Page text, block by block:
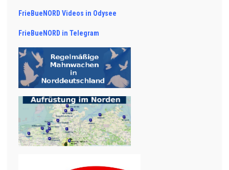
FrieBueNORD Videos in Odysee
FrieBueNORD in Telegram